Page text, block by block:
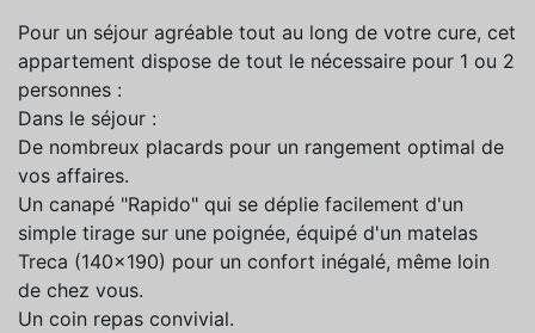
Pour un séjour agréable tout au long de votre cure, cet
appartement dispose de tout le nécessaire pour 1 ou 2
personnes :
Dans le séjour :
De nombreux placards pour un rangement optimal de
vos affaires.
Un canapé "Rapido" qui se déplie facilement d'un
simple tirage sur une poignée, équipé d'un matelas
Treca (140x190) pour un confort inégalé, même loin
de chez vous.
Un coin repas convivial.